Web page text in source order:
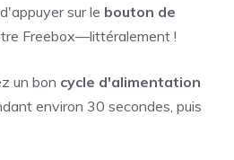
sur le bouton de
Freebox—littéralement !
un bon cycle d'alimentation
environ 30 secondes, puis